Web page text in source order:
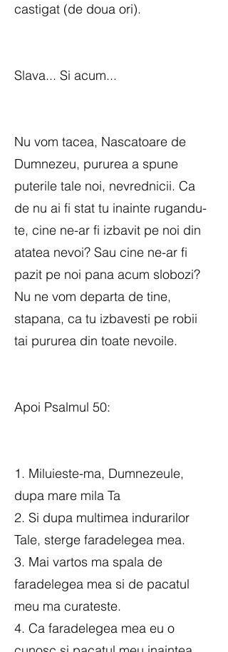
castigat (de doua ori).
Slava... Si acum...
Nu vom tacea, Nascatoare de
Dumnezeu, pururea a spune
puterile tale noi, nevrednicii. Ca
de nu ai fi stat tu inainte rugandu-
te, cine ne-ar fi izbavit pe noi din
atatea nevoi? Sau cine ne-ar fi
pazit pe noi pana acum slobozi?
Nu ne vom departa de tine,
stapana, ca tu izbavesti pe robii
tai pururea din toate nevoile.
Apoi Psalmul 50:
1. Miluieste-ma, Dumnezeule,
dupa mare mila Ta
2. Si dupa multimea indurarilor
Tale, sterge faradelegea mea.
3. Mai vartos ma spala de
faradelegea mea si de pacatul
meu ma curateste.
4. Ca faradelegea mea eu o